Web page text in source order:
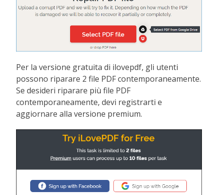
Per la versione gratuita di ilovepdf, gli utenti
possono riparare 2 file PDF contemporaneamente.
Se desideri riparare più file PDF
contemporaneamente, devi registrarti e
aggiornare alla versione premium.